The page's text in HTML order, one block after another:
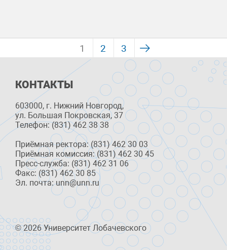
1 2 3
КОНТАКТЫ
603000, г. Нижний Новгород,
ул. Большая Покровская, 37
Телефон: (831) 462 38 38
Приёмная ректора: (831) 462 30 03
Приёмная комиссия: (831) 462 30 45
Пресс-служба: (831) 462 31 06
Факс: (831) 462 30 85
Эл. почта: unn@unn.ru
© 2026 Университет Лобачевского